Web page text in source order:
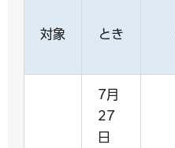
対象 とき
7月
27
日